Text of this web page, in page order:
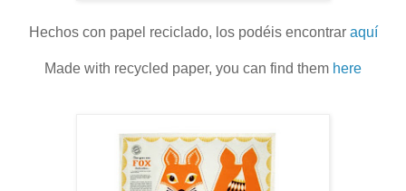
Hechos con papel reciclado, los podéis encontrar aquí
Made with recycled paper, you can find them here